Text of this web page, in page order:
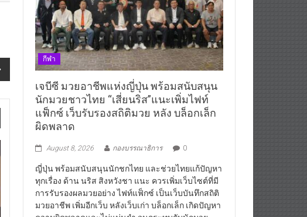
กีฬา
เจบีซี มวยอาชีพแห่งญี่ปุ่น พร้อมสนับสนุน
นักมวยชาวไทย “เสี่ยนริส”แนะเพิ่มไฟท์
แฟ็กซ์ เว็บรับรองสถิติมวย หลัง บล็อกเล็ก
ผิดพลาด
August 8, 2026 กองบรรณาธิการ 0
ญี่ปุ่น พร้อมสนับสนุนนักชกไทย และช่วยไทยแก้ปัญหา
ทุกเรื่อง ด้าน นริส สิงหวังชา แนะ ควรเพิ่มเว็บไซต์ที่มี
การรับรองผลมวยอย่าง ไฟท์แฟ็กซ์ เป็นเว็บบันทึกสถิติ
มวยอาชีพ เพิ่มอีกเว็บ หลังเว็บเก่า บล็อกเล็ก เกิดปัญหา